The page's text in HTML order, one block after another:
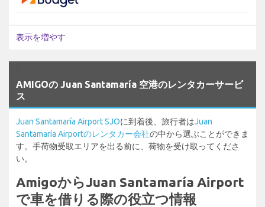
表示を増やす
AMIGOの Juan Santamaría 空港のレンタカーサービ
ス
Juan Santamaría Airport SJOに到着後、旅行者はJuan
Santamaría Airportのレンタカー会社の中から選ぶことができま
す。手荷物受取エリアを出る前に、荷物を受け取ってくださ
い。
AmigoからJuan Santamaría Airport
で車を借りる際の役立つ情報